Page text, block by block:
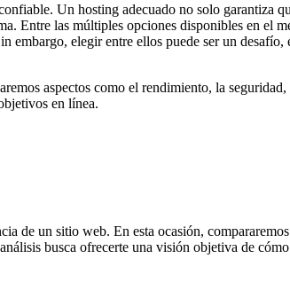
Un hosting adecuado no solo garantiza
Entre las múltiples opciones disponibles en el
elegir entre ellos puede ser un desafío,
aspectos como el rendimiento, la
en línea.
de un sitio web. En esta ocasión, compararemos
busca ofrecerte una visión objetiva de